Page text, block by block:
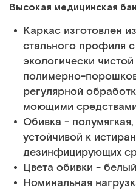
Высокая медицинская
Каркас изготовлен
стального профиля
экологически
полимерно-
регулярной
моющими
Обивка -
устойчивой к
дезинфицирующих
Цвета обивки -
Номинальная